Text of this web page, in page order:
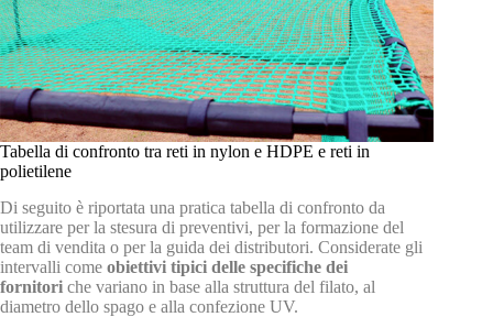
Tabella di confronto tra reti in nylon e HDPE e reti in
polietilene
Di seguito è riportata una pratica tabella di confronto da
utilizzare per la stesura di preventivi, per la formazione del
team di vendita o per la guida dei distributori. Considerate gli
intervalli come obiettivi tipici delle specifiche dei
fornitori che variano in base alla struttura del filato, al
diametro dello spago e alla confezione UV.